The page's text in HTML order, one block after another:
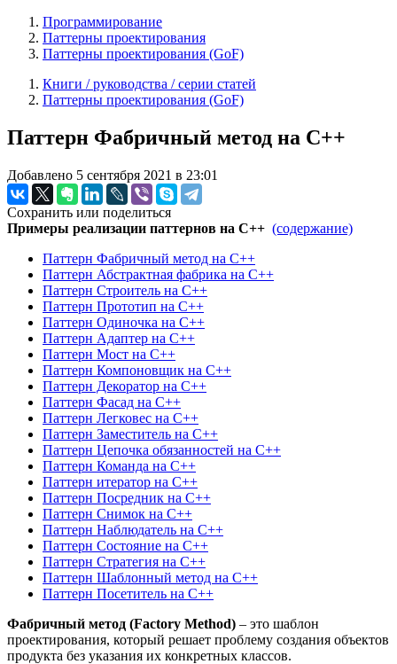
Программирование
Паттерны проектирования
Паттерны проектирования (GoF)
Книги / руководства / серии статей
Паттерны проектирования (GoF)
Паттерн Фабричный метод на C++
Добавлено 5 сентября 2021 в 23:01
Сохранить или поделиться
Примеры реализации паттернов на C++ (содержание)
Паттерн Фабричный метод на C++
Паттерн Абстрактная фабрика на C++
Паттерн Строитель на C++
Паттерн Прототип на C++
Паттерн Одиночка на C++
Паттерн Адаптер на C++
Паттерн Мост на C++
Паттерн Компоновщик на C++
Паттерн Декоратор на C++
Паттерн Фасад на C++
Паттерн Легковес на C++
Паттерн Заместитель на C++
Паттерн Цепочка обязанностей на C++
Паттерн Команда на C++
Паттерн итератор на C++
Паттерн Посредник на C++
Паттерн Снимок на C++
Паттерн Наблюдатель на C++
Паттерн Состояние на C++
Паттерн Стратегия на C++
Паттерн Шаблонный метод на C++
Паттерн Посетитель на C++
Фабричный метод (Factory Method) – это шаблон
проектирования, который решает проблему создания объектов
продукта без указания их конкретных классов.